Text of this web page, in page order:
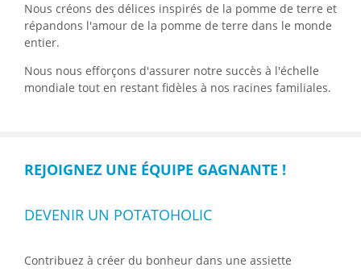
Nous créons des délices inspirés de la pomme de terre et
répandons l'amour de la pomme de terre dans le monde
entier.
Nous nous efforçons d'assurer notre succès à l'échelle
mondiale tout en restant fidèles à nos racines familiales.
REJOIGNEZ UNE ÉQUIPE GAGNANTE !
DEVENIR UN POTATOHOLIC
Contribuez à créer du bonheur dans une assiette